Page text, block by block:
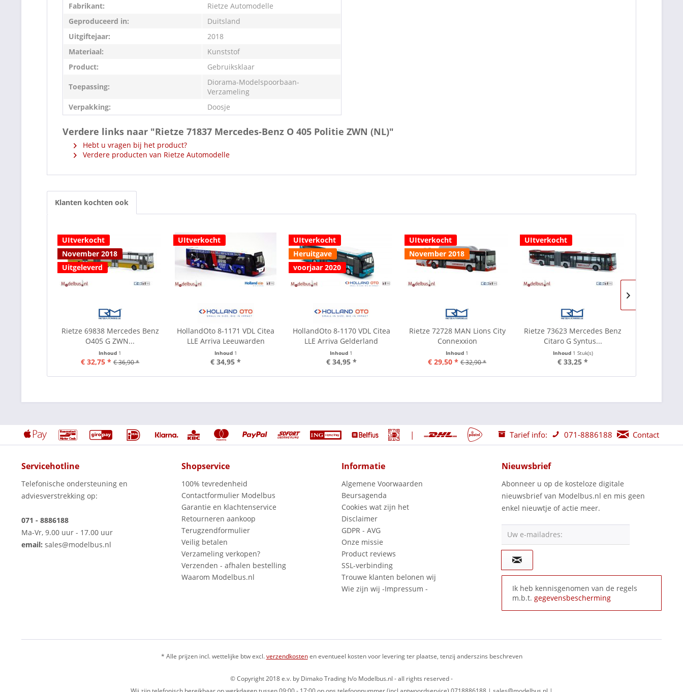
Fabrikant:
Rietze Automodelle
Geproduceerd in:
Duitsland
Uitgiftejaar:
2018
Materiaal:
Kunststof
Product:
Gebruiksklaar
Toepassing:
Diorama-Modelspoorbaan-
Verzameling
Verpakking:
Doosje
Verdere links naar "Rietze 71837 Mercedes-Benz O 405 Politie ZWN (NL)"
Hebt u vragen bij het product?
Verdere producten van Rietze Automodelle
Klanten kochten ook
UItverkocht
November 2018
Uitgeleverd
Rietze 69838 Mercedes Benz
O405 G ZWN...
Inhoud 1
€ 32,75 * € 36,90 *
UItverkocht
HollandOto 8-1171 VDL Citea
LLE Arriva Leeuwarden
Inhoud 1
€ 34,95 *
UItverkocht
Heruitgave
voorjaar 2020
HollandOto 8-1170 VDL Citea
LLE Arriva Gelderland
Inhoud 1
€ 34,95 *
UItverkocht
November 2018
Rietze 72728 MAN Lions City
Connexxion
Inhoud 1
€ 29,50 * € 32,90 *
UItverkocht
Rietze 73623 Mercedes Benz
Citaro G Syntus...
Inhoud 1 Stuk(s)
€ 33,25 *
| Tarief info: 071-8886188 Contact
Servicehotline
Telefonische ondersteuning en
adviesverstrekking op:
071 - 8886188
Ma-Vr, 9.00 uur - 17.00 uur
email: sales@modelbus.nl
Shopservice
100% tevredenheid
Contactformulier Modelbus
Garantie en klachtenservice
Retourneren aankoop
Terugzendformulier
Veilig betalen
Verzameling verkopen?
Verzenden - afhalen bestelling
Waarom Modelbus.nl
Informatie
Algemene Voorwaarden
Beursagenda
Cookies wat zijn het
Disclaimer
GDPR - AVG
Onze missie
Product reviews
SSL-verbinding
Trouwe klanten belonen wij
Wie zijn wij -Impressum -
Nieuwsbrief
Abonneer u op de kosteloze digitale
nieuwsbrief van Modelbus.nl en mis geen
enkel nieuwtje of actie meer.
Uw e-mailadres:
Ik heb kennisgenomen van de regels
m.b.t. gegevensbescherming
* Alle prijzen incl. wettelijke btw excl.verzendkostenen eventueel kosten voor levering ter plaatse, tenzij anderszins beschreven
© Copyright 2018 e.v. by Dimako Trading h/o Modelbus.nl - all rights reserved -